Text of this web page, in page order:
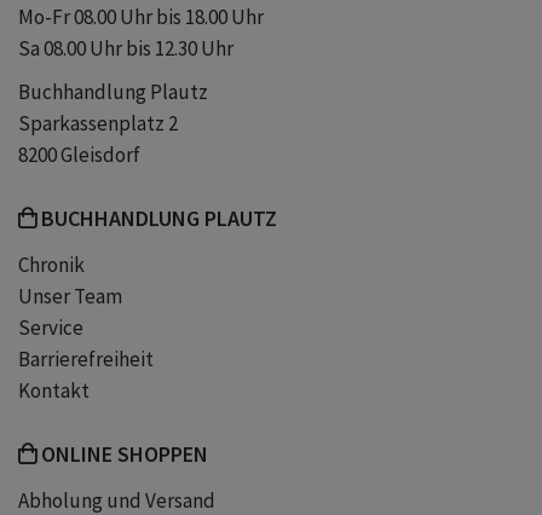
Mo-Fr 08.00 Uhr bis 18.00 Uhr
Sa 08.00 Uhr bis 12.30 Uhr
Buchhandlung Plautz
Sparkassenplatz 2
8200 Gleisdorf
BUCHHANDLUNG PLAUTZ
Chronik
Unser Team
Service
Barrierefreiheit
Kontakt
ONLINE SHOPPEN
Abholung und Versand